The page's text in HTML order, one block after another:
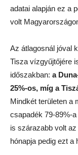
adatai alapján ez a
volt
Az átlagosnál jóval
Tisza vízgyűjtőjére
időszakban: a
25%-os, míg a
Mindkét területen a
csapadék 79-89%-
is szárazabb volt
hónapja pedig ezt a